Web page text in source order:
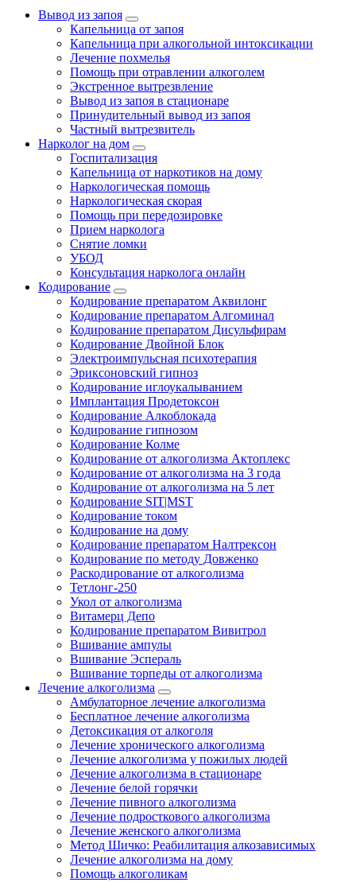
Вывод из запоя
Капельница от запоя
Капельница при алкогольной интоксикации
Лечение похмелья
Помощь при отравлении алкоголем
Экстренное вытрезвление
Вывод из запоя в стационаре
Принудительный вывод из запоя
Частный вытрезвитель
Нарколог на дом
Госпитализация
Капельница от наркотиков на дому
Наркологическая помощь
Наркологическая скорая
Помощь при передозировке
Прием нарколога
Снятие ломки
УБОД
Консультация нарколога онлайн
Кодирование
Кодирование препаратом Аквилонг
Кодирование препаратом Алгоминал
Кодирование препаратом Дисульфирам
Кодирование Двойной Блок
Электроимпульсная психотерапия
Эриксоновский гипноз
Кодирование иглоукалыванием
Имплантация Продетоксон
Кодирование Алкоблокада
Кодирование гипнозом
Кодирование Колме
Кодирование от алкоголизма Актоплекс
Кодирование от алкоголизма на 3 года
Кодирование от алкоголизма на 5 лет
Кодирование SIT|MST
Кодирование током
Кодирование на дому
Кодирование препаратом Налтрексон
Кодирование по методу Довженко
Раскодирование от алкоголизма
Тетлонг-250
Укол от алкоголизма
Витамерц Депо
Кодирование препаратом Вивитрол
Вшивание ампулы
Вшивание Эспераль
Вшивание торпеды от алкоголизма
Лечение алкоголизма
Амбулаторное лечение алкоголизма
Бесплатное лечение алкоголизма
Детоксикация от алкоголя
Лечение хронического алкоголизма
Лечение алкоголизма у пожилых людей
Лечение алкоголизма в стационаре
Лечение белой горячки
Лечение пивного алкоголизма
Лечение подросткового алкоголизма
Лечение женского алкоголизма
Метод Шичко: Реабилитация алкозависимых
Лечение алкоголизма на дому
Помощь алкоголикам